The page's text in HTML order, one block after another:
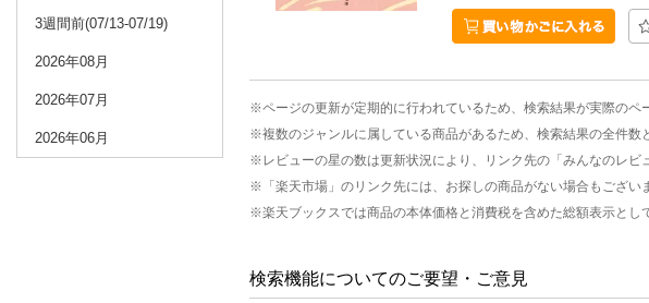
3週間前(07/13-07/19)
2026年08月
2026年07月
2026年06月
※ページの更新が定期的に行われているため、検索結果が実際のペ
※複数のジャンルに属している商品があるため、検索結果の全件数
※レビューの星の数は更新状況により、リンク先の「みんなのレビ
※「楽天市場」のリンク先には、お探しの商品がない場合もござい
※楽天ブックスでは商品の本体価格と消費税を含めた総額表示とし
検索機能についてのご要望・ご意見